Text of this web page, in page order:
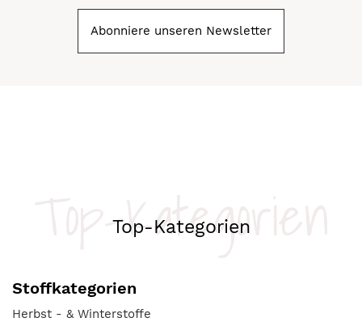
Abonniere unseren Newsletter
Top-Kategorien
Top-Kategorien
Stoffkategorien
Herbst - & Winterstoffe